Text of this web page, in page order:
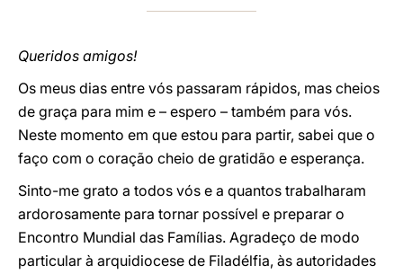
Queridos amigos!
Os meus dias entre vós passaram rápidos, mas cheios
de graça para mim e – espero – também para vós.
Neste momento em que estou para partir, sabei que o
faço com o coração cheio de gratidão e esperança.
Sinto-me grato a todos vós e a quantos trabalharam
ardorosamente para tornar possível e preparar o
Encontro Mundial das Famílias. Agradeço de modo
particular à arquidiocese de Filadélfia, às autoridades